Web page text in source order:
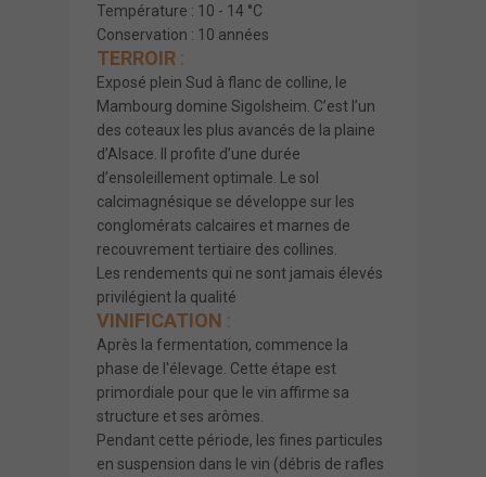
Température : 10 - 14 °C
Conservation : 10 années
TERROIR :
Exposé plein Sud à flanc de colline, le
Mambourg domine Sigolsheim. C’est l’un
des coteaux les plus avancés de la plaine
d’Alsace. Il profite d’une durée
d’ensoleillement optimale. Le sol
calcimagnésique se développe sur les
conglomérats calcaires et marnes de
recouvrement tertiaire des collines.
Les rendements qui ne sont jamais élevés
privilégient la qualité
VINIFICATION :
Après la fermentation, commence la
phase de l'élevage. Cette étape est
primordiale pour que le vin affirme sa
structure et ses arômes.
Pendant cette période, les fines particules
en suspension dans le vin (débris de rafles